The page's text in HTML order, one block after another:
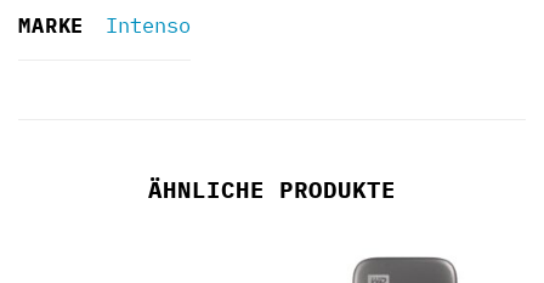
MARKE Intenso
ÄHNLICHE PRODUKTE